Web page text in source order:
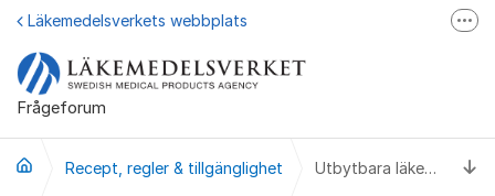
Hoppa till innehåll
Frågeforum
Läkemedelsverkets webbplats
Läkemedelsupplysningen
Läkemedelsverket på Facebook
Recept, regler & tillgänglighet Utbytbara läkemedel med olika innehåll